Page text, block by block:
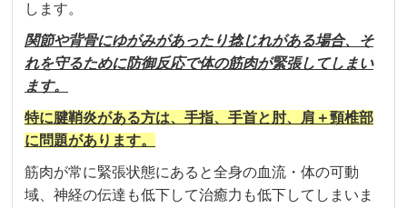
します。
関節や背骨にゆがみがあったり捻じれがある場合、そ
れを守るために防御反応で体の筋肉が緊張してしまい
ます。
特に腱鞘炎がある方は、手指、手首と肘、肩＋頸椎部
に問題があります。
筋肉が常に緊張状態にあると全身の血流・体の可動
域、神経の伝達も低下して治癒力も低下してしまいま